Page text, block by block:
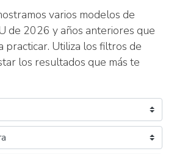
varios modelos de
de 2026 y años anteriores que
practicar. Utiliza los filtros de
los resultados que más te